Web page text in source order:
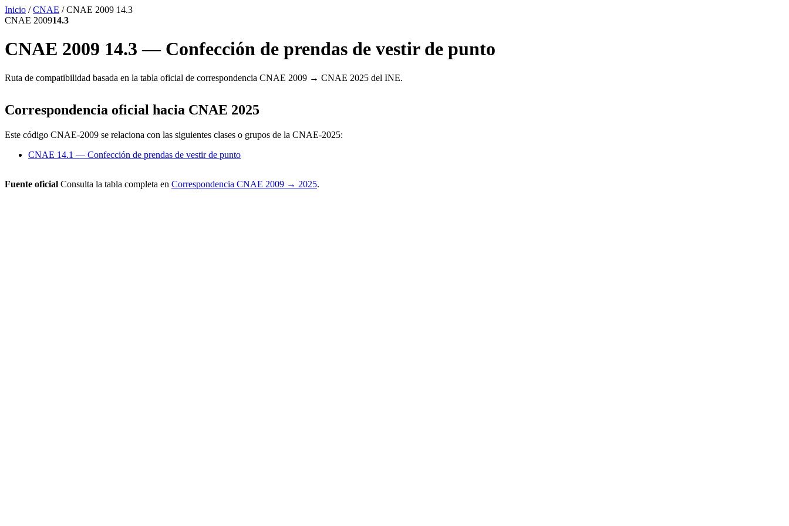
Inicio / CNAE / CNAE 2009 14.3
CNAE 200914.3
CNAE 2009 14.3 — Confección de prendas de vestir de punto
Ruta de compatibilidad basada en la tabla oficial de correspondencia CNAE 2009 → CNAE 2025 del INE.
Correspondencia oficial hacia CNAE 2025
Este código CNAE-2009 se relaciona con las siguientes clases o grupos de la CNAE-2025:
CNAE 14.1 — Confección de prendas de vestir de punto
Fuente oficial Consulta la tabla completa en Correspondencia CNAE 2009 → 2025.